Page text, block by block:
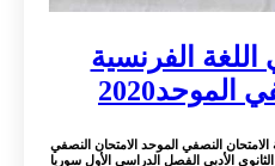
اللغة الفرنسية
الموحد2020
الامتحان النصفي الموحد الامتحان النصفي
الأدبي الفصل الدراسي الأول سوريا